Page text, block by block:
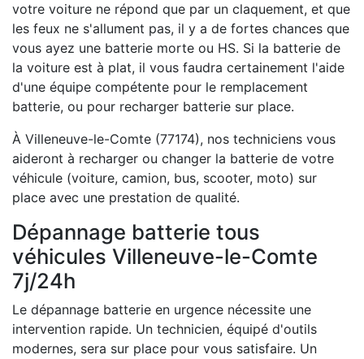
votre voiture ne répond que par un claquement, et que
les feux ne s'allument pas, il y a de fortes chances que
vous ayez une batterie morte ou HS. Si la batterie de
la voiture est à plat, il vous faudra certainement l'aide
d'une équipe compétente pour le remplacement
batterie, ou pour recharger batterie sur place.
À Villeneuve-le-Comte (77174), nos techniciens vous
aideront à recharger ou changer la batterie de votre
véhicule (voiture, camion, bus, scooter, moto) sur
place avec une prestation de qualité.
Dépannage batterie tous
véhicules Villeneuve-le-Comte
7j/24h
Le dépannage batterie en urgence nécessite une
intervention rapide. Un technicien, équipé d'outils
modernes, sera sur place pour vous satisfaire. Un